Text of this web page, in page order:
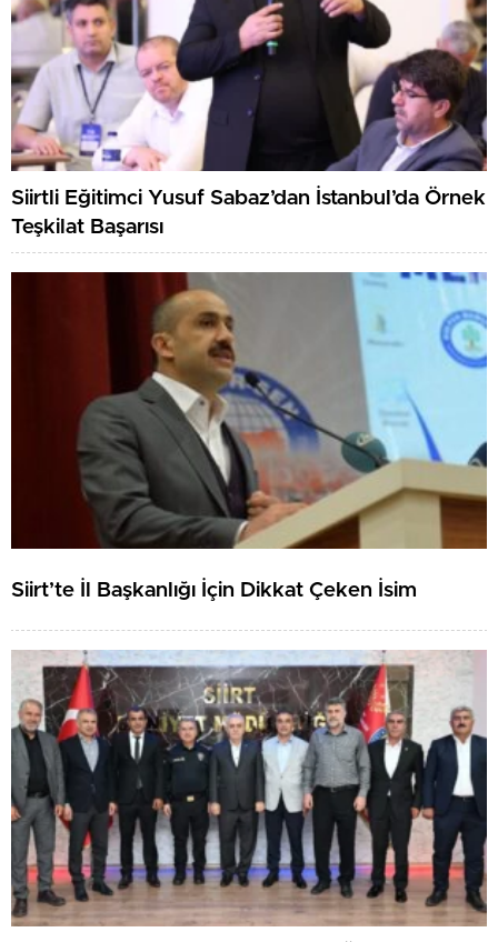
Siirtli Eğitimci Yusuf Sabaz’dan İstanbul’da Örnek
Teşkilat Başarısı
Siirt’te İl Başkanlığı İçin Dikkat Çeken İsim